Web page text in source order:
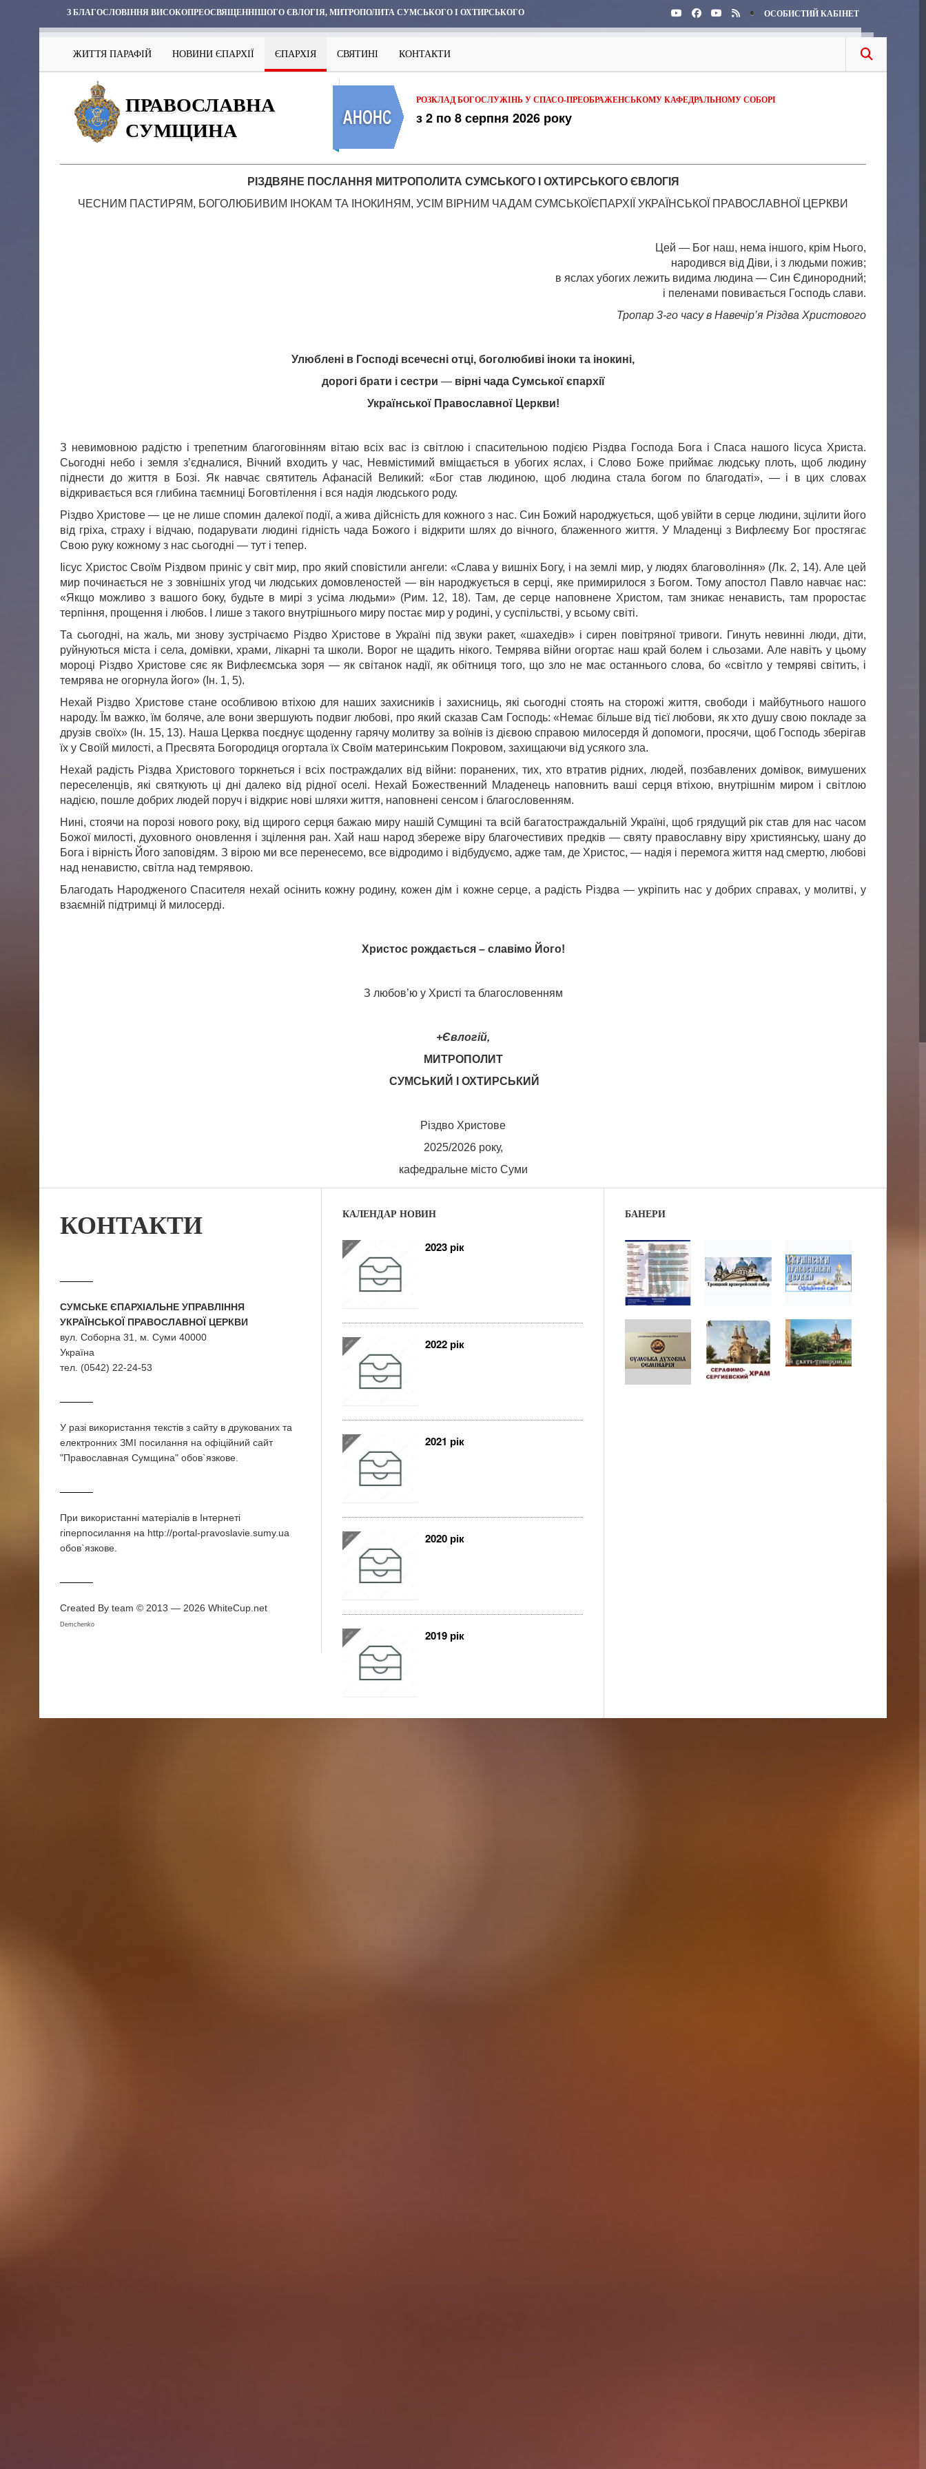
З БЛАГОСЛОВІННЯ ВИСОКОПРЕОСВЯЩЕННІШОГО ЄВЛОГІЯ, МИТРОПОЛИТА СУМСЬКОГО І ОХТИРСЬКОГО ОСОБИСТИЙ КАБІНЕТ
ЖИТТЯ ПАРАФІЙ НОВИНИ ЄПАРХІЇ ЄПАРХІЯ СВЯТИНІ КОНТАКТИ
ПРАВОСЛАВНА
СУМЩИНА
РОЗКЛАД БОГОСЛУЖІНЬ У СПАСО-ПРЕОБРАЖЕНСЬКОМУ КАФЕДРАЛЬНОМУ СОБОРІ
з 2 по 8 серпня 2026 року
РІЗДВЯНЕ ПОСЛАННЯ МИТРОПОЛИТА СУМС Ь КОГО ОХТИ РС Ь КОГО ЄВЛОГІ Я
ЧЕСНИМ ПАСТИРЯМ, БОГОЛЮБИВИМ ІНОКАМ ТА ІНОКИНЯМ, УСІМ ВІРНИМ ЧАДАМ СУМСЬКОЇЄПАРХІЇ УКРАЇНСЬКОЇ ПРАВОСЛАВНОЇ ЦЕРКВИ
Цей — Бог наш, нема іншого, крім Нього,
народився від Діви, і з людьми пожив;
в яслах убогих лежить видима людина — Син Єдинородний;
і пеленами повивається Господь слави.
Тропар 3-го часу в Навечір’я Різдва Христового
Улюблені в Господі всечесні отці, боголюбиві іноки та інокині,
дорогі брати і сестри —вірні чада Сумської єпархії
Української Православної Церкви!
З невимовною радістю і трепетним благоговінням вітаю всіх вас із світлою і спасительною подією Різдва Господа Бога і Спаса нашого Іісуса Христа.
Сьогодні небо і земля з’єдналися, Вічний входить у час, Невмістимий вміщається в убогих яслах, і Слово Боже приймає людську плоть, щоб людину
піднести до життя в Бозі. Як навчає святитель Афанасій Великий: «Бог став людиною, щоб людина стала богом по благодаті», — і в цих словах
відкривається вся глибина таємниці Боговтілення і вся надія людського роду.
Різдво Христове — це не лише спомин далекої події, а жива дійсність для кожного з нас. Син Божий народжується, щоб увійти в серце людини, зцілити його
від гріха, страху і відчаю, подарувати людині гідність чада Божого і відкрити шлях до вічного, блаженного життя. У Младенці з Вифлеєму Бог простягає
Свою руку кожному з нас сьогодні — тут і тепер.
Іісус Христос Своїм Різдвом приніс у світ мир, про який сповістили ангели: «Слава у вишніх Богу, і на землі мир, у людях благовоління» (Лк. 2, 14). Але цей
мир починається не з зовнішніх угод чи людських домовленостей — він народжується в серці, яке примирилося з Богом. Тому апостол Павло навчає нас:
«Якщо можливо з вашого боку, будьте в мирі з усіма людьми» (Рим. 12, 18). Там, де серце наповнене Христом, там зникає ненависть, там проростає
терпіння, прощення і любов. І лише з такого внутрішнього миру постає мир у родині, у суспільстві, у всьому світі.
Та сьогодні, на жаль, ми знову зустрічаємо Різдво Христове в Україні під звуки ракет, «шахедів» і сирен повітряної тривоги. Гинуть невинні люди, діти,
руйнуються міста і села, домівки, храми, лікарні та школи. Ворог не щадить нікого. Темрява війни огортає наш край болем і сльозами. Але навіть у цьому
мороці Різдво Христове сяє як Вифлеємська зоря — як світанок надії, як обітниця того, що зло не має останнього слова, бо «світло у темряві світить, і
темрява не огорнула його» (Ін. 1, 5).
Нехай Різдво Христове стане особливою втіхою для наших захисників і захисниць, які сьогодні стоять на сторожі життя, свободи і майбутнього нашого
народу. Їм важко, їм боляче, але вони звершують подвиг любові, про який сказав Сам Господь: «Немає більше від тієї любови, як хто душу свою покладе за
друзів своїх» (Ін. 15, 13). Наша Церква поєднує щоденну гарячу молитву за воїнів із дієвою справою милосердя й допомоги, просячи, щоб Господь зберігав
їх у Своїй милості, а Пресвята Богородиця огортала їх Своїм материнським Покровом, захищаючи від усякого зла.
Нехай радість Різдва Христового торкнеться і всіх постраждалих від війни: поранених, тих, хто втратив рідних, людей, позбавлених домівок, вимушених
переселенців, які святкують ці дні далеко від рідної оселі. Нехай Божественний Младенець наповнить ваші серця втіхою, внутрішнім миром і світлою
надією, пошле добрих людей поруч і відкриє нові шляхи життя, наповнені сенсом і благословенням.
Нині, стоячи на порозі нового року, від щирого серця бажаю миру нашій Сумщині та всій багатостраждальній Україні, щоб грядущий рік став для нас часом
Божої милості, духовного оновлення і зцілення ран. Хай наш народ збереже віру благочестивих предків — святу православну віру християнську, шану до
Бога і вірність Його заповідям. З вірою ми все перенесемо, все відродимо і відбудуємо, адже там, де Христос, — надія і перемога життя над смертю, любові
над ненавистю, світла над темрявою.
Благодать Народженого Спасителя нехай осінить кожну родину, кожен дім і кожне серце, а радість Різдва — укріпить нас у добрих справах, у молитві, у
взаємній підтримці й милосерді.
Христос рождається – славімо Його!
З любов’ю у Христі та благословенням
+Євлогій,
МИТРОПОЛИТ
СУМСЬКИЙ І ОХТИРСЬКИЙ
Різдво Христове
2025/2026 року,
кафедральне місто Суми
КОНТАКТИ
СУМСЬКЕ ЄПАРХІАЛЬНЕ УПРАВЛІННЯ
УКРАЇНСЬКОЇ ПРАВОСЛАВНОЇ ЦЕРКВИ
вул. Соборна 31, м. Суми 40000
Україна
тел. (0542) 22-24-53
У разi використання текстiв з сайту в друкованих та
електронних ЗМI посилання на офіційний сайт
"Православная Сумщина" обов`язкове.
При використаннi матерiалiв в Iнтернетi
гiперпосилання на http://portal-pravoslavie.sumy.ua
обов`язкове.
Created By team © 2013 — 2026 WhiteCup.net
Demchenko
КАЛЕНДАР НОВИН
2023 рік
2022 рік
2021 рік
2020 рік
2019 рік
БАНЕРИ